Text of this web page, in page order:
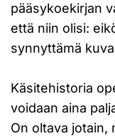
pääsykoekirjan
että niin olisi:
synnyttämä
Käsitehistoria
voidaan aina
On oltava jotain,